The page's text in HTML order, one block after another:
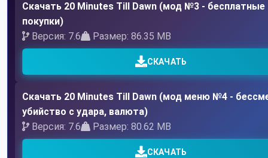
Скачать 20 Minutes Till Dawn (мод №3 - бесплатные
покупки)
Версия: 7.6
Размер: 86.35 MB
СКАЧАТЬ
Скачать 20 Minutes Till Dawn (мод меню №4 -
убийство с удара, валюта)
Версия: 7.6
Размер: 80.62 MB
СКАЧАТЬ